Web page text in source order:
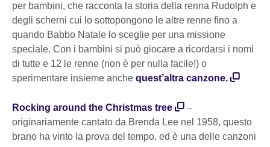
per bambini, che racconta la storia della renna Rudolph e
degli scherni cui lo sottopongono le altre renne fino a
quando Babbo Natale lo sceglie per una missione
speciale. Con i bambini si può giocare a ricordarsi i nomi
di tutte e 12 le renne (non è per nulla facile!) o
sperimentare insieme anche quest’altra canzone.
Rocking around the Christmas tree
–
originariamente cantato da Brenda Lee nel 1958, questo
brano ha vinto la prova del tempo, ed è una delle canzoni